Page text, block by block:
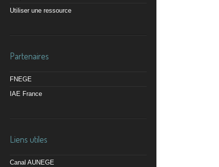
Utiliser une ressource
Partenaires
FNEGE
IAE France
Liens utiles
Canal AUNEGE